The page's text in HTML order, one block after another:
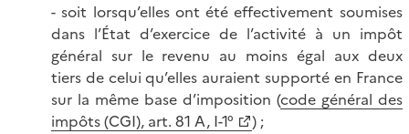
- soit lorsqu’elles ont été effectivement soumises
dans l’État d’exercice de l’activité à un impôt
général sur le revenu au moins égal aux deux
tiers de celui qu’elles auraient supporté en France
sur la même base d’imposition (code général des
impôts (CGI), art. 81 A, I-1°
) ;